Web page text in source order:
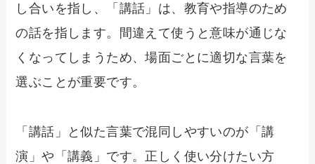
し合いを指し、「講話」は、教育や指導のため
の話を指します。間違えて使うと意味が通じな
くなってしまうため、場面ごとに適切な言葉を
選ぶことが重要です。
「講話」と似た言葉で混同しやすいのが「講
演」や「講義」です。正しく使い分けたい方